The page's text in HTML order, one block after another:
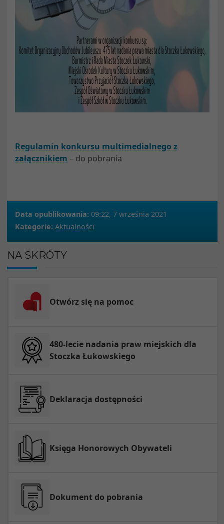
Regulamin konkursu multimedialnego z
załącznikiem – do pobrania
Data opublikowania: 09:22, 7 września 2021
Kategorie: Aktualności
NA SKRÓTY
Otwórz się na pomoc
480-lecie nadania praw miejskich dla
Stoczka Łukowskiego
Deklaracja dostępności
Księga Honorowych Obywateli
Dokument do pobrania